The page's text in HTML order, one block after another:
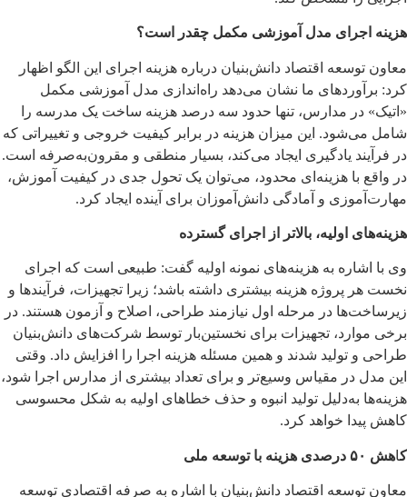
هزینه اجرای مدل آموزشی مکمل چقدر است؟
معاون توسعه اقتصاد دانش‌بنیان درباره هزینه اجرای این الگو اظهار
کرد: برآوردهای ما نشان می‌دهد راه‌اندازی مدل آموزشی مکمل
«اتیک» در مدارس، تنها حدود سه درصد هزینه ساخت یک مدرسه را
شامل می‌شود. این میزان هزینه در برابر کیفیت خروجی و تغییراتی که
در فرآیند یادگیری ایجاد می‌کند، بسیار منطقی و مقرون‌به‌صرفه است.
در واقع با هزینه‌ای محدود، می‌توان یک تحول جدی در کیفیت آموزش،
مهارت‌آموزی و آمادگی دانش‌آموزان برای آینده ایجاد کرد.
هزینه‌های اولیه، بالاتر از اجرای گسترده
وی با اشاره به هزینه‌های نمونه اولیه گفت: طبیعی است که اجرای
نخست هر پروژه هزینه بیشتری داشته باشد؛ زیرا تجهیزات، فرآیندها و
زیرساخت‌ها در مرحله اول نیازمند طراحی، اصلاح و آزمون هستند. در
برخی موارد، تجهیزات برای نخستین‌بار توسط شرکت‌های دانش‌بنیان
طراحی و تولید شدند و همین مسئله هزینه اجرا را افزایش داد. وقتی
این مدل در مقیاس وسیع‌تر و برای تعداد بیشتری از مدارس اجرا شود،
هزینه‌ها به‌دلیل تولید انبوه و حذف خطاهای اولیه به شکل محسوسی
کاهش پیدا خواهد کرد.
کاهش ۵۰ درصدی هزینه با توسعه ملی
معاون توسعه اقتصاد دانش‌بنیان با اشاره به صرفه اقتصادی توسعه